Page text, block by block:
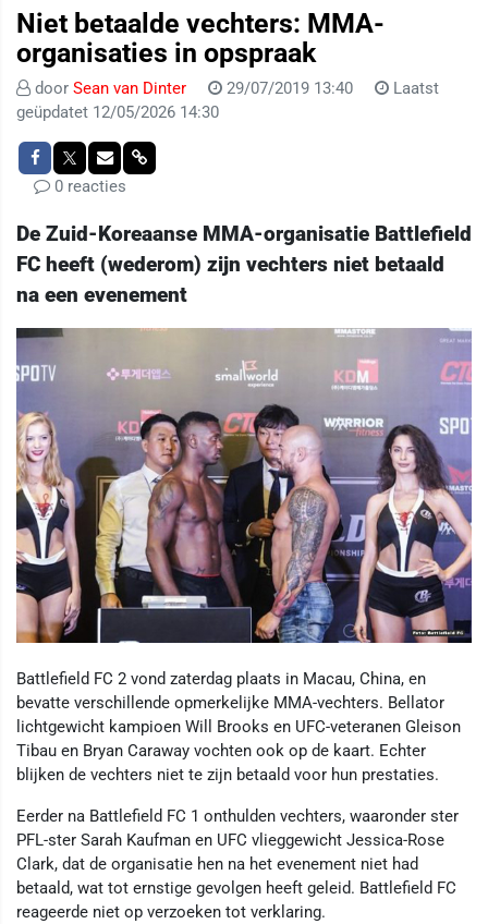
Niet betaalde vechters: MMA-
organisaties in opspraak
door Sean van Dinter 29/07/2019 13:40
Laatst
geüpdatet 12/05/2026 14:30
0 reacties
De Zuid-Koreaanse MMA-organisatie Battlefield
FC heeft (wederom) zijn vechters niet betaald
na een evenement
Battlefield FC 2 vond zaterdag plaats in Macau, China, en
bevatte verschillende opmerkelijke MMA-vechters. Bellator
lichtgewicht kampioen Will Brooks en UFC-veteranen Gleison
Tibau en Bryan Caraway vochten ook op de kaart. Echter
blijken de vechters niet te zijn betaald voor hun prestaties.
Eerder na Battlefield FC 1 onthulden vechters, waaronder ster
PFL-ster Sarah Kaufman en UFC vlieggewicht Jessica-Rose
Clark, dat de organisatie hen na het evenement niet had
betaald, wat tot ernstige gevolgen heeft geleid. Battlefield FC
reageerde niet op verzoeken tot verklaring.